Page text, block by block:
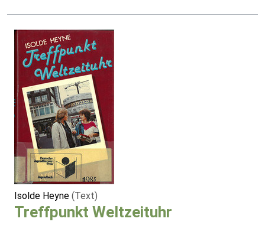
Isolde Heyne (Text)
Treffpunkt Weltzeituhr